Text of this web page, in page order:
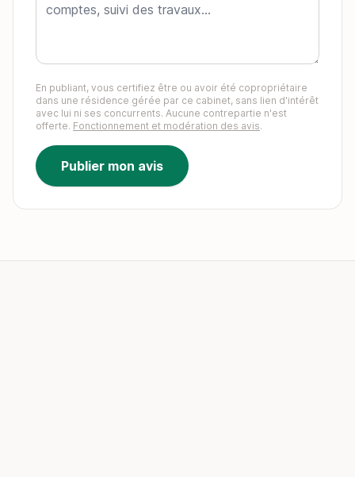
En publiant, vous certifiez être ou avoir été copropriétaire
dans une résidence gérée par ce cabinet, sans lien d'intérêt
avec lui ni ses concurrents. Aucune contrepartie n'est
offerte. Fonctionnement et modération des avis.
Publier mon avis